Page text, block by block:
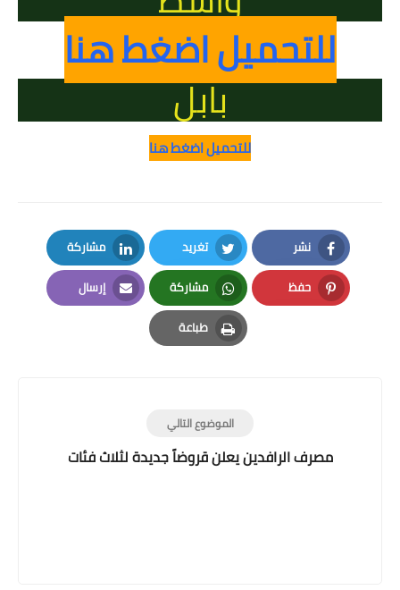
للتحميل اضغط هنا
بابل
للتحميل اضغط هنا
نشر
Facebook
تغريد
Twitter
مشاركة
LinkedIn
حفظ
Pinterest
مشاركة
Whatsapp
إرسال
Email
طباعة
Print
الموضوع التالي
مصرف الرافدين يعلن قروضاً جديدة لثلاث فئات